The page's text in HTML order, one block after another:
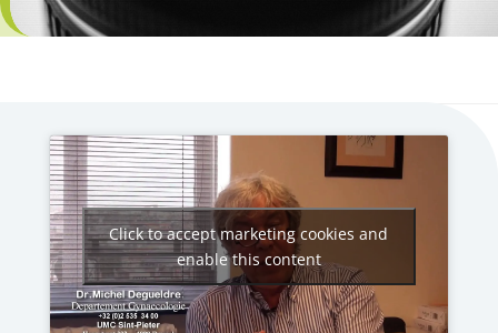
Click to accept marketing cookies and
enable this content